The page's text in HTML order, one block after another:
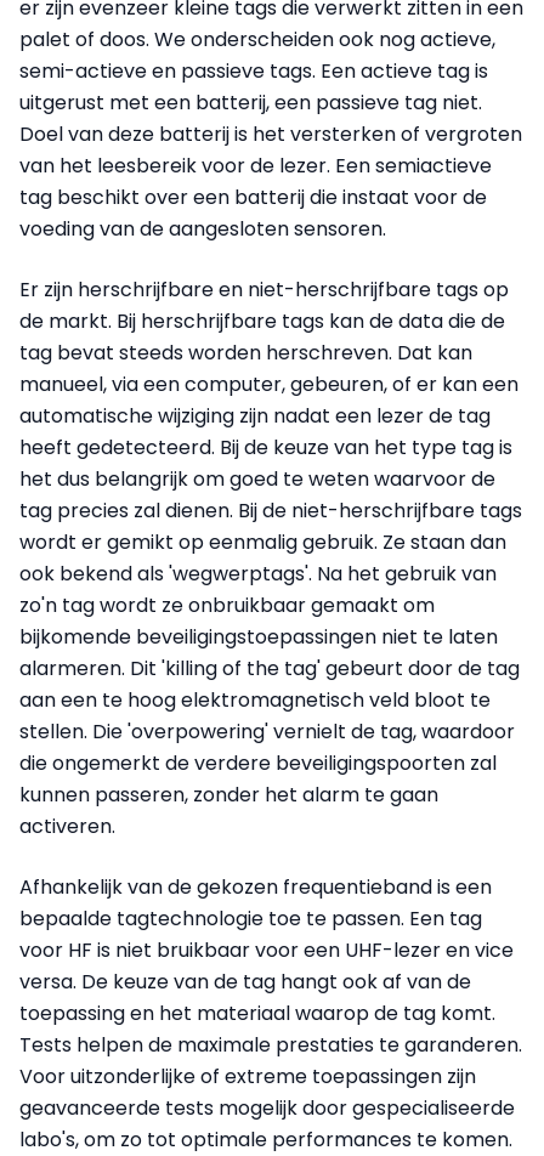
er zijn evenzeer kleine tags die verwerkt zitten in een
palet of doos. We onderscheiden ook nog actieve,
semi-actieve en passieve tags. Een actieve tag is
uitgerust met een batterij, een passieve tag niet.
Doel van deze batterij is het versterken of vergroten
van het leesbereik voor de lezer. Een semiactieve
tag beschikt over een batterij die instaat voor de
voeding van de aangesloten sensoren.
Er zijn herschrijfbare en niet-herschrijfbare tags op
de markt. Bij herschrijfbare tags kan de data die de
tag bevat steeds worden herschreven. Dat kan
manueel, via een computer, gebeuren, of er kan een
automatische wijziging zijn nadat een lezer de tag
heeft gedetecteerd. Bij de keuze van het type tag is
het dus belangrijk om goed te weten waarvoor de
tag precies zal dienen. Bij de niet-herschrijfbare tags
wordt er gemikt op eenmalig gebruik. Ze staan dan
ook bekend als 'wegwerptags'. Na het gebruik van
zo'n tag wordt ze onbruikbaar gemaakt om
bijkomende beveiligingstoepassingen niet te laten
alarmeren. Dit 'killing of the tag' gebeurt door de tag
aan een te hoog elektromagnetisch veld bloot te
stellen. Die 'overpowering' vernielt de tag, waardoor
die ongemerkt de verdere beveiligingspoorten zal
kunnen passeren, zonder het alarm te gaan
activeren.
Afhankelijk van de gekozen frequentieband is een
bepaalde tagtechnologie toe te passen. Een tag
voor HF is niet bruikbaar voor een UHF-lezer en vice
versa. De keuze van de tag hangt ook af van de
toepassing en het materiaal waarop de tag komt.
Tests helpen de maximale prestaties te garanderen.
Voor uitzonderlijke of extreme toepassingen zijn
geavanceerde tests mogelijk door gespecialiseerde
labo's, om zo tot optimale performances te komen.